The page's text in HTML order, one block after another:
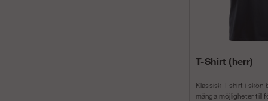
T-Shirt (herr)
Klassisk T-shirt i skön
många möjligheter till